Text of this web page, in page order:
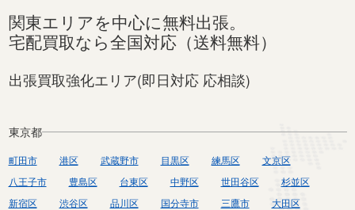
関東エリアを中心に無料出張。
宅配買取なら全国対応（送料無料）
出張買取強化エリア(即日対応 応相談)
東京都
町田市 港区 武蔵野市 目黒区 練馬区
文京区
八王子市
豊島区 台東区 中野区 世田谷区
杉並区
新宿区
渋谷区 品川区 国分寺市 三鷹市 大田区